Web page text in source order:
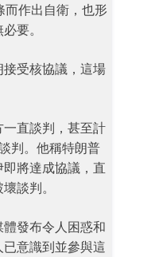
而作出自衛，也形
要。
受核協議，這場
直談判，甚至計
判。他稱特朗普
將達成協議，直
談判。
發布令人困惑和
意識到並參與這